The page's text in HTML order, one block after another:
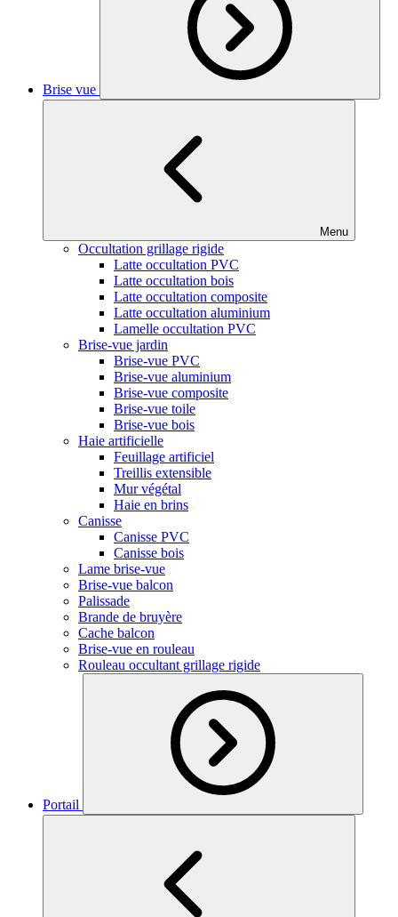
Brise vue
Menu
Occultation grillage rigide
Latte occultation PVC
Latte occultation bois
Latte occultation composite
Latte occultation aluminium
Lamelle occultation PVC
Brise-vue jardin
Brise-vue PVC
Brise-vue aluminium
Brise-vue composite
Brise-vue toile
Brise-vue bois
Haie artificielle
Feuillage artificiel
Treillis extensible
Mur végétal
Haie en brins
Canisse
Canisse PVC
Canisse bois
Lame brise-vue
Brise-vue balcon
Palissade
Brande de bruyère
Cache balcon
Brise-vue en rouleau
Rouleau occultant grillage rigide
Portail